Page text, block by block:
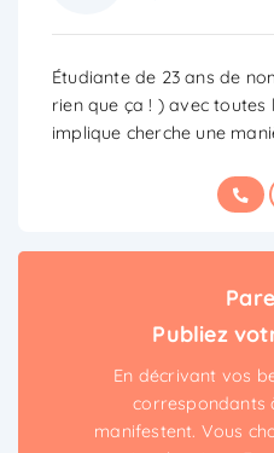
Étudiante de 23 ans de
rien que ça ! ) avec
implique cherche une
Publiez
En décrivant vos
correspondants
manifestent. Vous